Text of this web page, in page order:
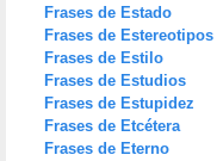
Frases de Estado
Frases de Estereotipos
Frases de Estilo
Frases de Estudios
Frases de Estupidez
Frases de Etcétera
Frases de Eterno